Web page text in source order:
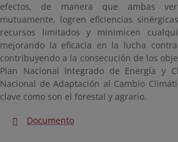
efectos, de manera que ambas
mutuamente, logren eficiencias
recursos limitados y minimicen
mejorando la eficacia en la lucha
contribuyendo a la consecución de los
Plan Nacional Integrado de Energía y
Nacional de Adaptación al Cambio
clave como son el forestal y agrario.
Documento